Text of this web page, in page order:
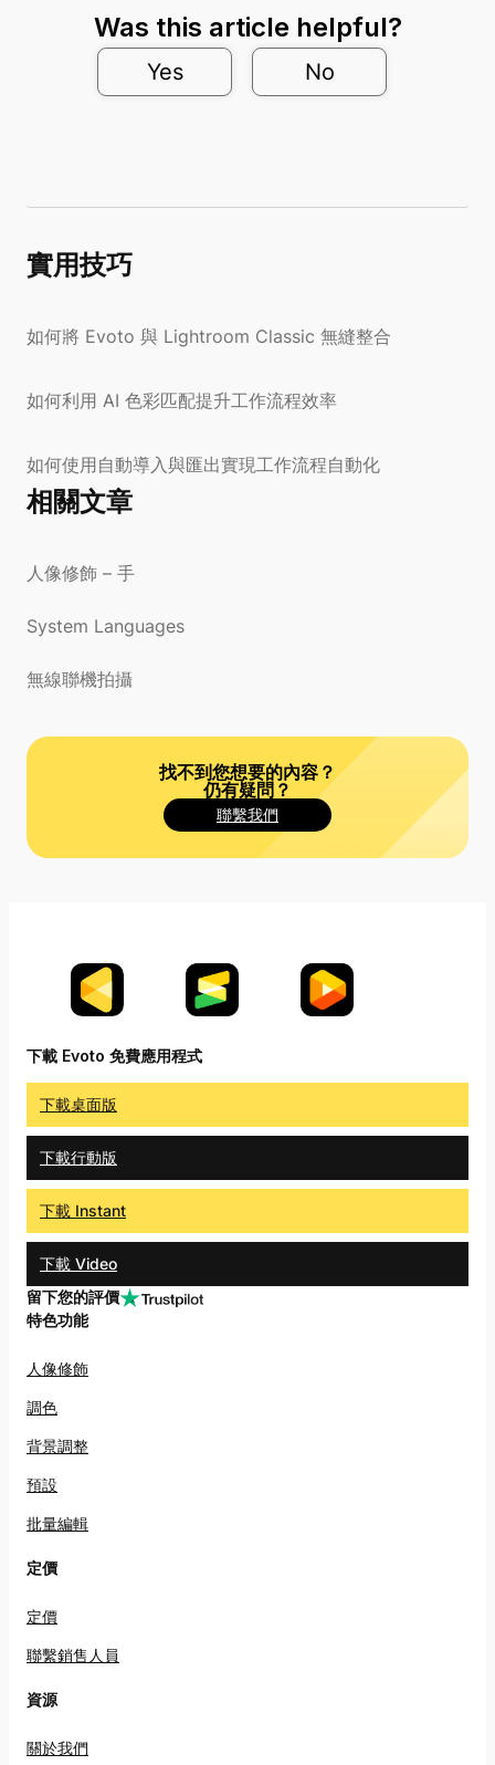
Was this article helpful?
Yes No
實用技巧
如何將 Evoto 與 Lightroom Classic 無縫整合
如何利用 AI 色彩匹配提升工作流程效率
如何使用自動導入與匯出實現工作流程自動化
相關文章
人像修飾 – 手
System Languages
無線聯機拍攝
找不到您想要的內容？
仍有疑問？
聯繫我們
下載 Evoto 免費應用程式
下載桌面版
下載行動版
下載 Instant
下載 Video
留下您的評價
特色功能
人像修飾
調色
背景調整
預設
批量編輯
定價
定價
聯繫銷售人員
資源
關於我們